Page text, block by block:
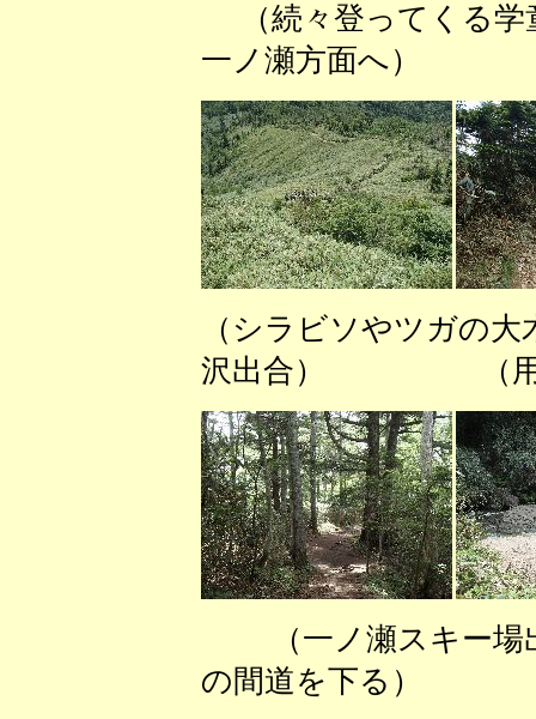
（続々登ってくる
一ノ瀬方面へ） （
（シラビソやツガ
沢出合） （用水
（一ノ瀬スキー
の間道を下る） （